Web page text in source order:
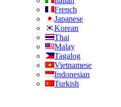
French
Japanese
Korean
Thai
Malay
Tagalog
Vietnamese
Indonesian
Turkish